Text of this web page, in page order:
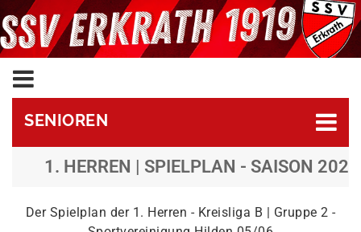
SENIOREN
1. HERREN | SPIELPLAN - SAISON
Der Spielplan der 1. Herren - Kreisliga B | Gruppe 2 -